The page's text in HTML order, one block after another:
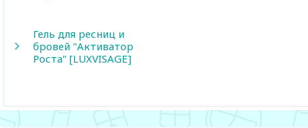
Гель для ресниц и
бровей "Активатор
Роста" [LUXVISAGE]